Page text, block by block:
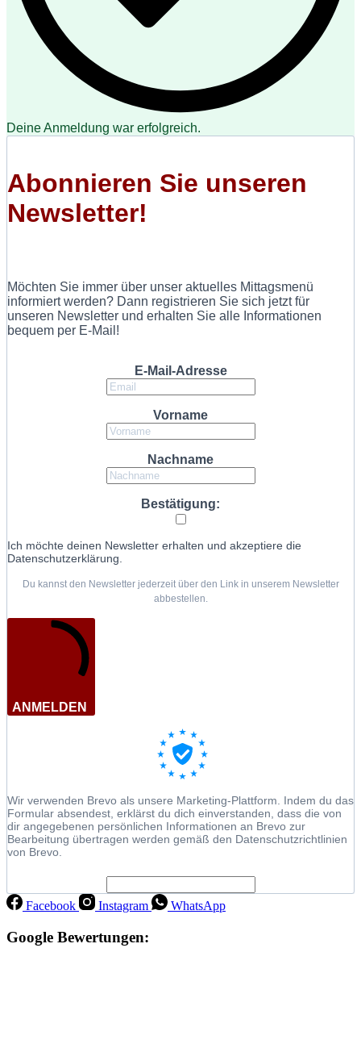
Deine Anmeldung war erfolgreich.
Abonnieren Sie unseren
Newsletter!
Möchten Sie immer über unser aktuelles Mittagsmenü
informiert werden? Dann registrieren Sie sich jetzt für
unseren Newsletter und erhalten Sie alle Informationen
bequem per E-Mail!
E-Mail-Adresse
Vorname
Nachname
Bestätigung:
Ich möchte deinen Newsletter erhalten und akzeptiere die
Datenschutzerklärung.
Du kannst den Newsletter jederzeit über den Link in unserem Newsletter
abbestellen.
ANMELDEN
Wir verwenden Brevo als unsere Marketing-Plattform. Indem du das
Formular absendest, erklärst du dich einverstanden, dass die von
dir angegebenen persönlichen Informationen an Brevo zur
Bearbeitung übertragen werden gemäß den Datenschutzrichtlinien
von Brevo.
Facebook Instagram WhatsApp
Google Bewertungen: